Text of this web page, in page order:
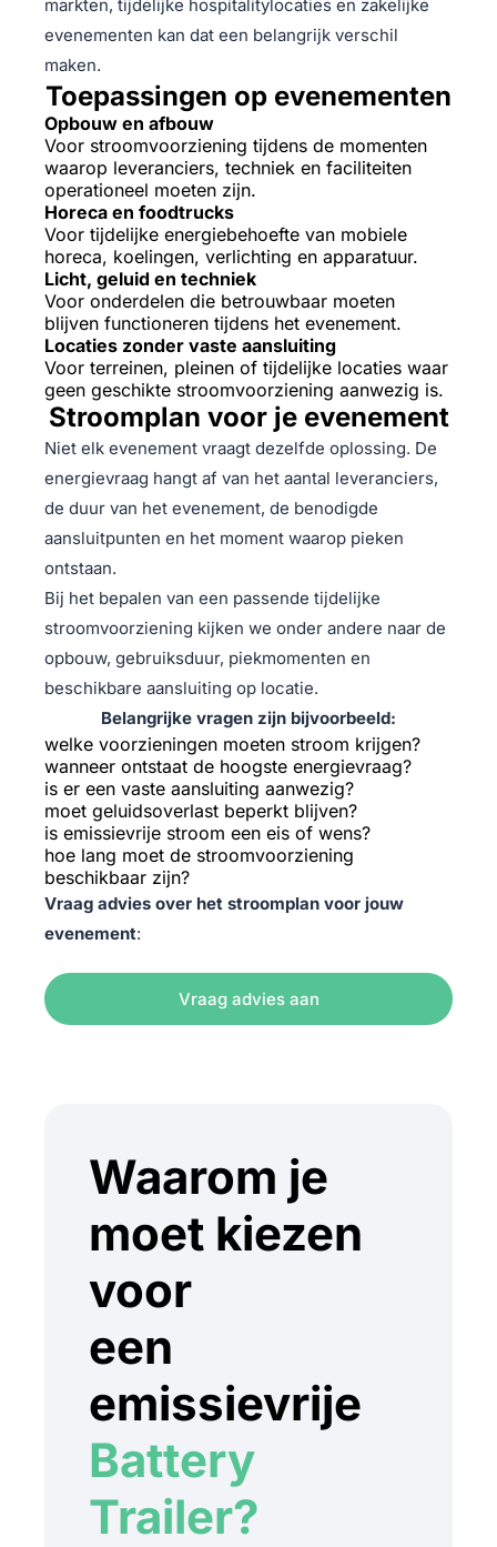
markten, tijdelijke hospitalitylocaties en zakelijke
evenementen kan dat een belangrijk verschil
maken.
Toepassingen op evenementen
Opbouw en afbouw
Voor stroomvoorziening tijdens de momenten
waarop leveranciers, techniek en faciliteiten
operationeel moeten zijn.
Horeca en foodtrucks
Voor tijdelijke energiebehoefte van mobiele
horeca, koelingen, verlichting en apparatuur.
Licht, geluid en techniek
Voor onderdelen die betrouwbaar moeten
blijven functioneren tijdens het evenement.
Locaties zonder vaste aansluiting
Voor terreinen, pleinen of tijdelijke locaties waar
geen geschikte stroomvoorziening aanwezig is.
Stroomplan voor je evenement
Niet elk evenement vraagt dezelfde oplossing. De
energievraag hangt af van het aantal leveranciers,
de duur van het evenement, de benodigde
aansluitpunten en het moment waarop pieken
ontstaan.
Bij het bepalen van een passende tijdelijke
stroomvoorziening kijken we onder andere naar de
opbouw, gebruiksduur, piekmomenten en
beschikbare aansluiting op locatie.
Belangrijke vragen zijn bijvoorbeeld:
welke voorzieningen moeten stroom krijgen?
wanneer ontstaat de hoogste energievraag?
is er een vaste aansluiting aanwezig?
moet geluidsoverlast beperkt blijven?
is emissievrije stroom een eis of wens?
hoe lang moet de stroomvoorziening
beschikbaar zijn?
Vraag advies over het stroomplan voor jouw
evenement:
Vraag advies aan
Waarom je
moet kiezen
voor
een
emissievrije
Battery
Trailer?